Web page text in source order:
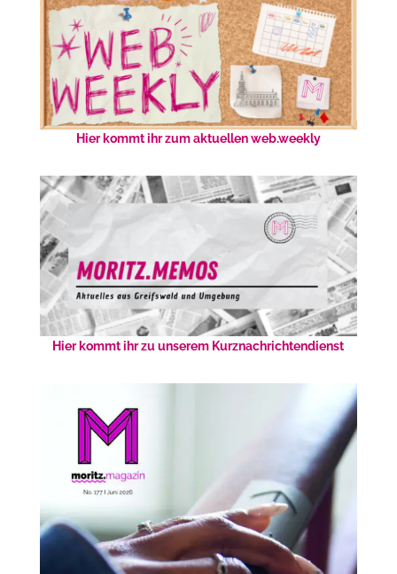
Hier kommt ihr zum aktuellen web.weekly
Hier kommt ihr zu unserem Kurznachrichtendienst